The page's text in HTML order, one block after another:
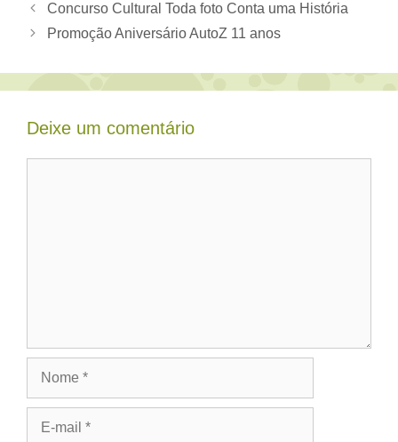
Concurso Cultural Toda foto Conta uma História
Promoção Aniversário AutoZ 11 anos
Deixe um comentário